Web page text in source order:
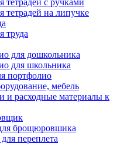
тетрадей с ручками
тетрадей на липучке
труда
для дошкольника
для школьника
портфолио
мебель
расходные материалы к
брощюровшика
переплета